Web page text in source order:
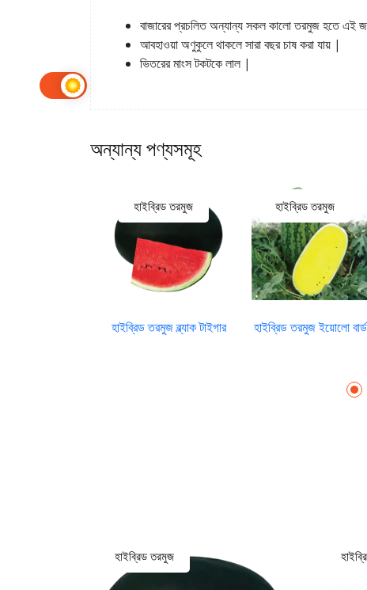
বাজারের প্রচলিত অন্যান্য সকল কালো তরমুজ হতে এই
আবহাওয়া অণুকুলে থাকলে সারা বছর চাষ করা যায় |
ভিতরের মাংস টকটকে লাল |
অন্যান্য পণ্যসমূহ
হাইব্রিড তরমুজ
হাইব্রিড তরমুজ ব্ল্যাক টাইগার
হাইব্রিড তরমুজ
হাইব্রিড তরমুজ ইয়োলো বার্ড
হাইব্রিড তরমুজ